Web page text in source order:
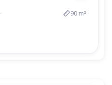
90 m²